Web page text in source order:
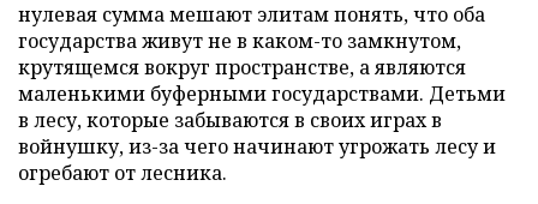
нулевая сумма мешают элитам понять, что оба
государства живут не в каком-то замкнутом,
крутящемся вокруг пространстве, а являются
маленькими буферными государствами. Детьми
в лесу, которые забываются в своих играх в
войнушку, из-за чего начинают угрожать лесу и
огребают от лесника.